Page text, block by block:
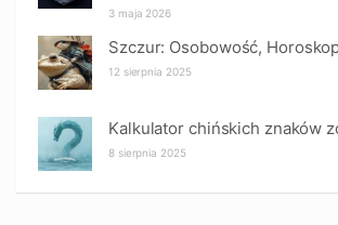
3 maja 2026
Szczur: Osobowość,
12 sierpnia 2025
Kalkulator chińskich znaków
8 sierpnia 2025